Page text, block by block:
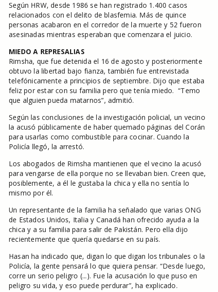
Según HRW, desde 1986 se han registrado 1.400 casos
relacionados con el delito de blasfemia. Más de quince
personas acabaron en el corredor de la muerte y 52 fueron
asesinadas mientras esperaban que comenzara el juicio.
MIEDO A REPRESALIAS
Rimsha, que fue detenida el 16 de agosto y posteriormente
obtuvo la libertad bajo fianza, también fue entrevistada
telefónicamente a principios de septiembre. Dijo que estaba
feliz por estar con su familia pero que tenía miedo. “Temo
que alguien pueda matarnos”, admitió.
Según las conclusiones de la investigación policial, un vecino
la acusó públicamente de haber quemado páginas del Corán
para usarlas como combustible para cocinar. Cuando la
Policía llegó, la arrestó.
Los abogados de Rimsha mantienen que el vecino la acusó
para vengarse de ella porque no se llevaban bien. Creen que,
posiblemente, a él le gustaba la chica y ella no sentía lo
mismo por él.
Un representante de la familia ha señalado que varias ONG
de Estados Unidos, Italia y Canadá han ofrecido ayuda a la
chica y a su familia para salir de Pakistán. Pero ella dijo
recientemente que quería quedarse en su país.
Hasan ha indicado que, digan lo que digan los tribunales o la
Policía, la gente pensará lo que quiera pensar. “Desde luego,
corre un serio peligro (...). Fue la acusación lo que puso en
peligro su vida, y eso puede perdurar”, ha explicado.